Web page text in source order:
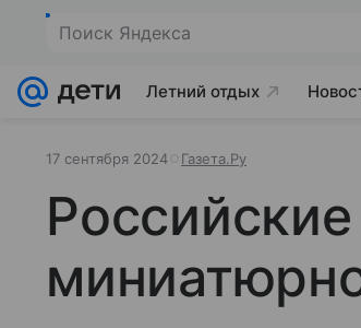
Поиск Яндекса
Летний отдых
17 сентября 2024 Газета.Ру